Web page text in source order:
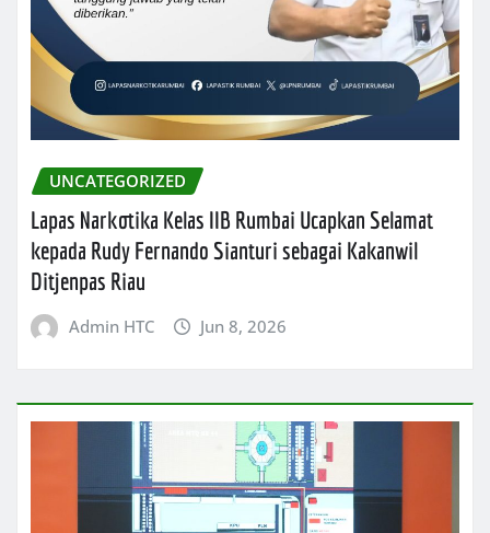
UNCATEGORIZED
Lapas Narkotika Kelas IIB Rumbai Ucapkan Selamat
kepada Rudy Fernando Sianturi sebagai Kakanwil
Ditjenpas Riau
Admin HTC Jun 8, 2026